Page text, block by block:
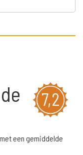
7,2
een gemiddelde